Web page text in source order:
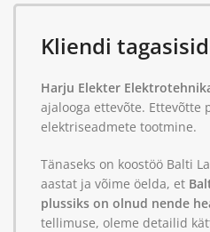
Kliendi
Harju Elekter
ajalooga ettevõte. Ettevõtte
elektriseadmete tootmine.
Tänaseks on koostöö Balti
aastat ja võime öelda, et
plussiks on olnud nende
tellimuse, oleme detailid